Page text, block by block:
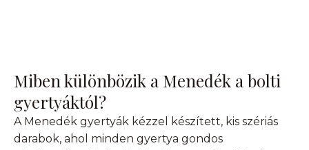
Miben különbözik a Menedék a bolti
gyertyáktól?
A Menedék gyertyák kézzel készített, kis szériás
darabok, ahol minden gyertya gondos